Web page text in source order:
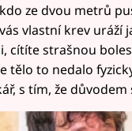
ze dvou metrů
vlastní krev uráží
cítíte strašnou
tělo to nedalo
s tím, že